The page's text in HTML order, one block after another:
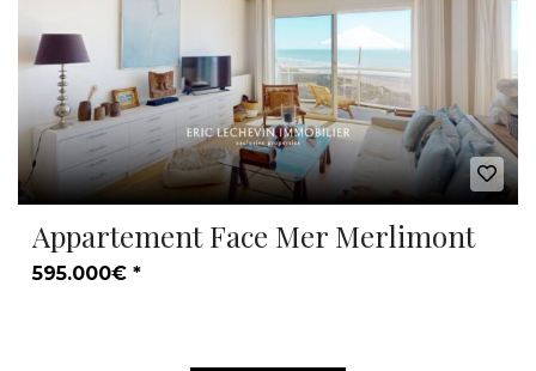
Appartement Face Mer Merlimont
595.000€ *